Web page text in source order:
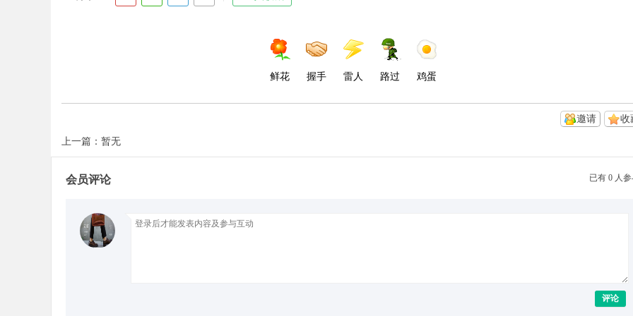
鲜花 握手 雷人 路过 鸡蛋
收
邀请
上一篇：暂无
已有 0 人
会员评论
评论